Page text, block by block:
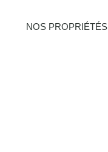
NOS PROPRIÉTÉS